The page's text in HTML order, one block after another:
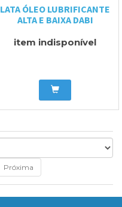
LATA ÓLEO LUBRIFICANTE
ALTA E BAIXA DABI
item indisponível
Próxima